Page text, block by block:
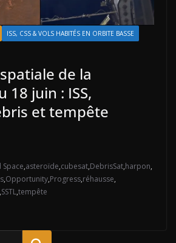
ISS, CSS & VOLS HABITÉS EN ORBITE BASSE
de la
18 juin : ISS,
et tempête
,asteroïde,cubesat,DebrisSat,harpon,
,Opportunity,Progress,réhausse,
,SSTL,tempête